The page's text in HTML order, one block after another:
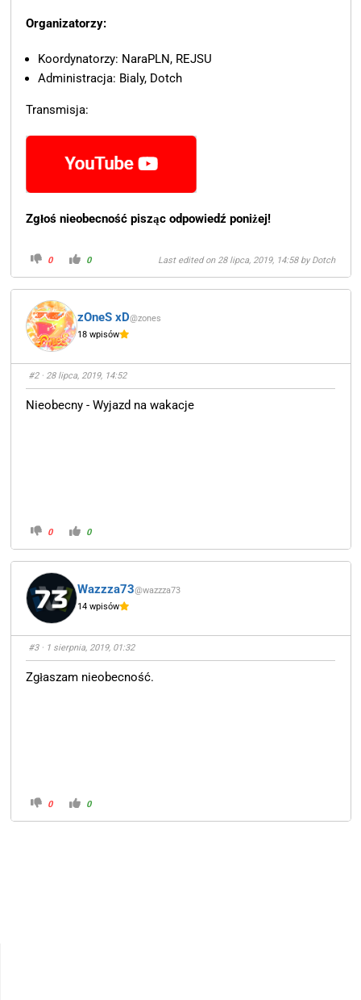
Organizatorzy:
Koordynatorzy: NaraPLN, REJSU
Administracja: Bialy, Dotch
Transmisja:
Zgłoś nieobecność pisząc odpowiedź poniżej!
0 0 Last edited on 28 lipca, 2019, 14:58 byDotch
zOneS xD@zones
18 wpisów
#2· 28 lipca, 2019, 14:52
Nieobecny - Wyjazd na wakacje
0 0
Wazzza73@wazzza73
14 wpisów
#3· 1 sierpnia, 2019, 01:32
Zgłaszam nieobecność.
0 0